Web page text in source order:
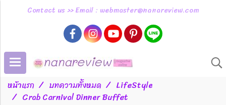
Contact us >> Email : webmaster@nanareview.com
หน้าแรก บทความทั้งหมด
LifeStyle
Crab Carnival Dinner Buffet